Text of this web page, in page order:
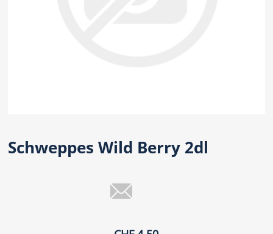
Schweppes Wild Berry 2dl